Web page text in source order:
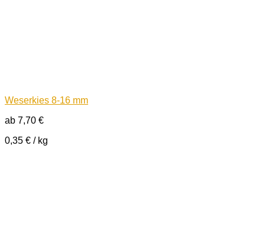
Weserkies 8-16 mm
ab 7,70 €
0,35 € / kg